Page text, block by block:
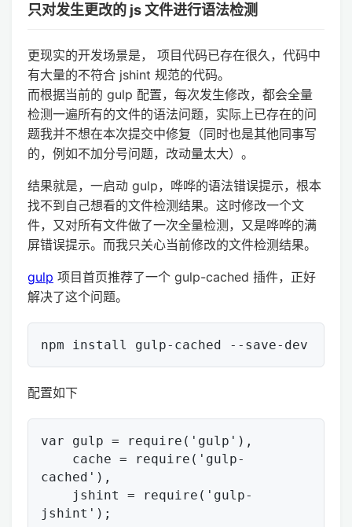
只对发生更改的 js 文件进行语法检测
更现实的开发场景是， 项目代码已存在很久，代码中
有大量的不符合 jshint 规范的代码。
而根据当前的 gulp 配置，每次发生修改，都会全量
检测一遍所有的文件的语法问题，实际上已存在的问
题我并不想在本次提交中修复（同时也是其他同事写
的，例如不加分号问题，改动量太大）。
结果就是，一启动 gulp，哗哗的语法错误提示，根本
找不到自己想看的文件检测结果。这时修改一个文
件，又对所有文件做了一次全量检测，又是哗哗的满
屏错误提示。而我只关心当前修改的文件检测结果。
gulp 项目首页推荐了一个 gulp-cached 插件，正好
解决了这个问题。
配置如下
var gulp = require('gulp'),
cached'),
jshint');